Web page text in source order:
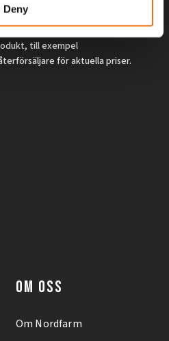
Deny
gäller vid köp av ny maskin. Priserna
till exempel
för aktuella priser.
OM OSS
Om Nordfarm